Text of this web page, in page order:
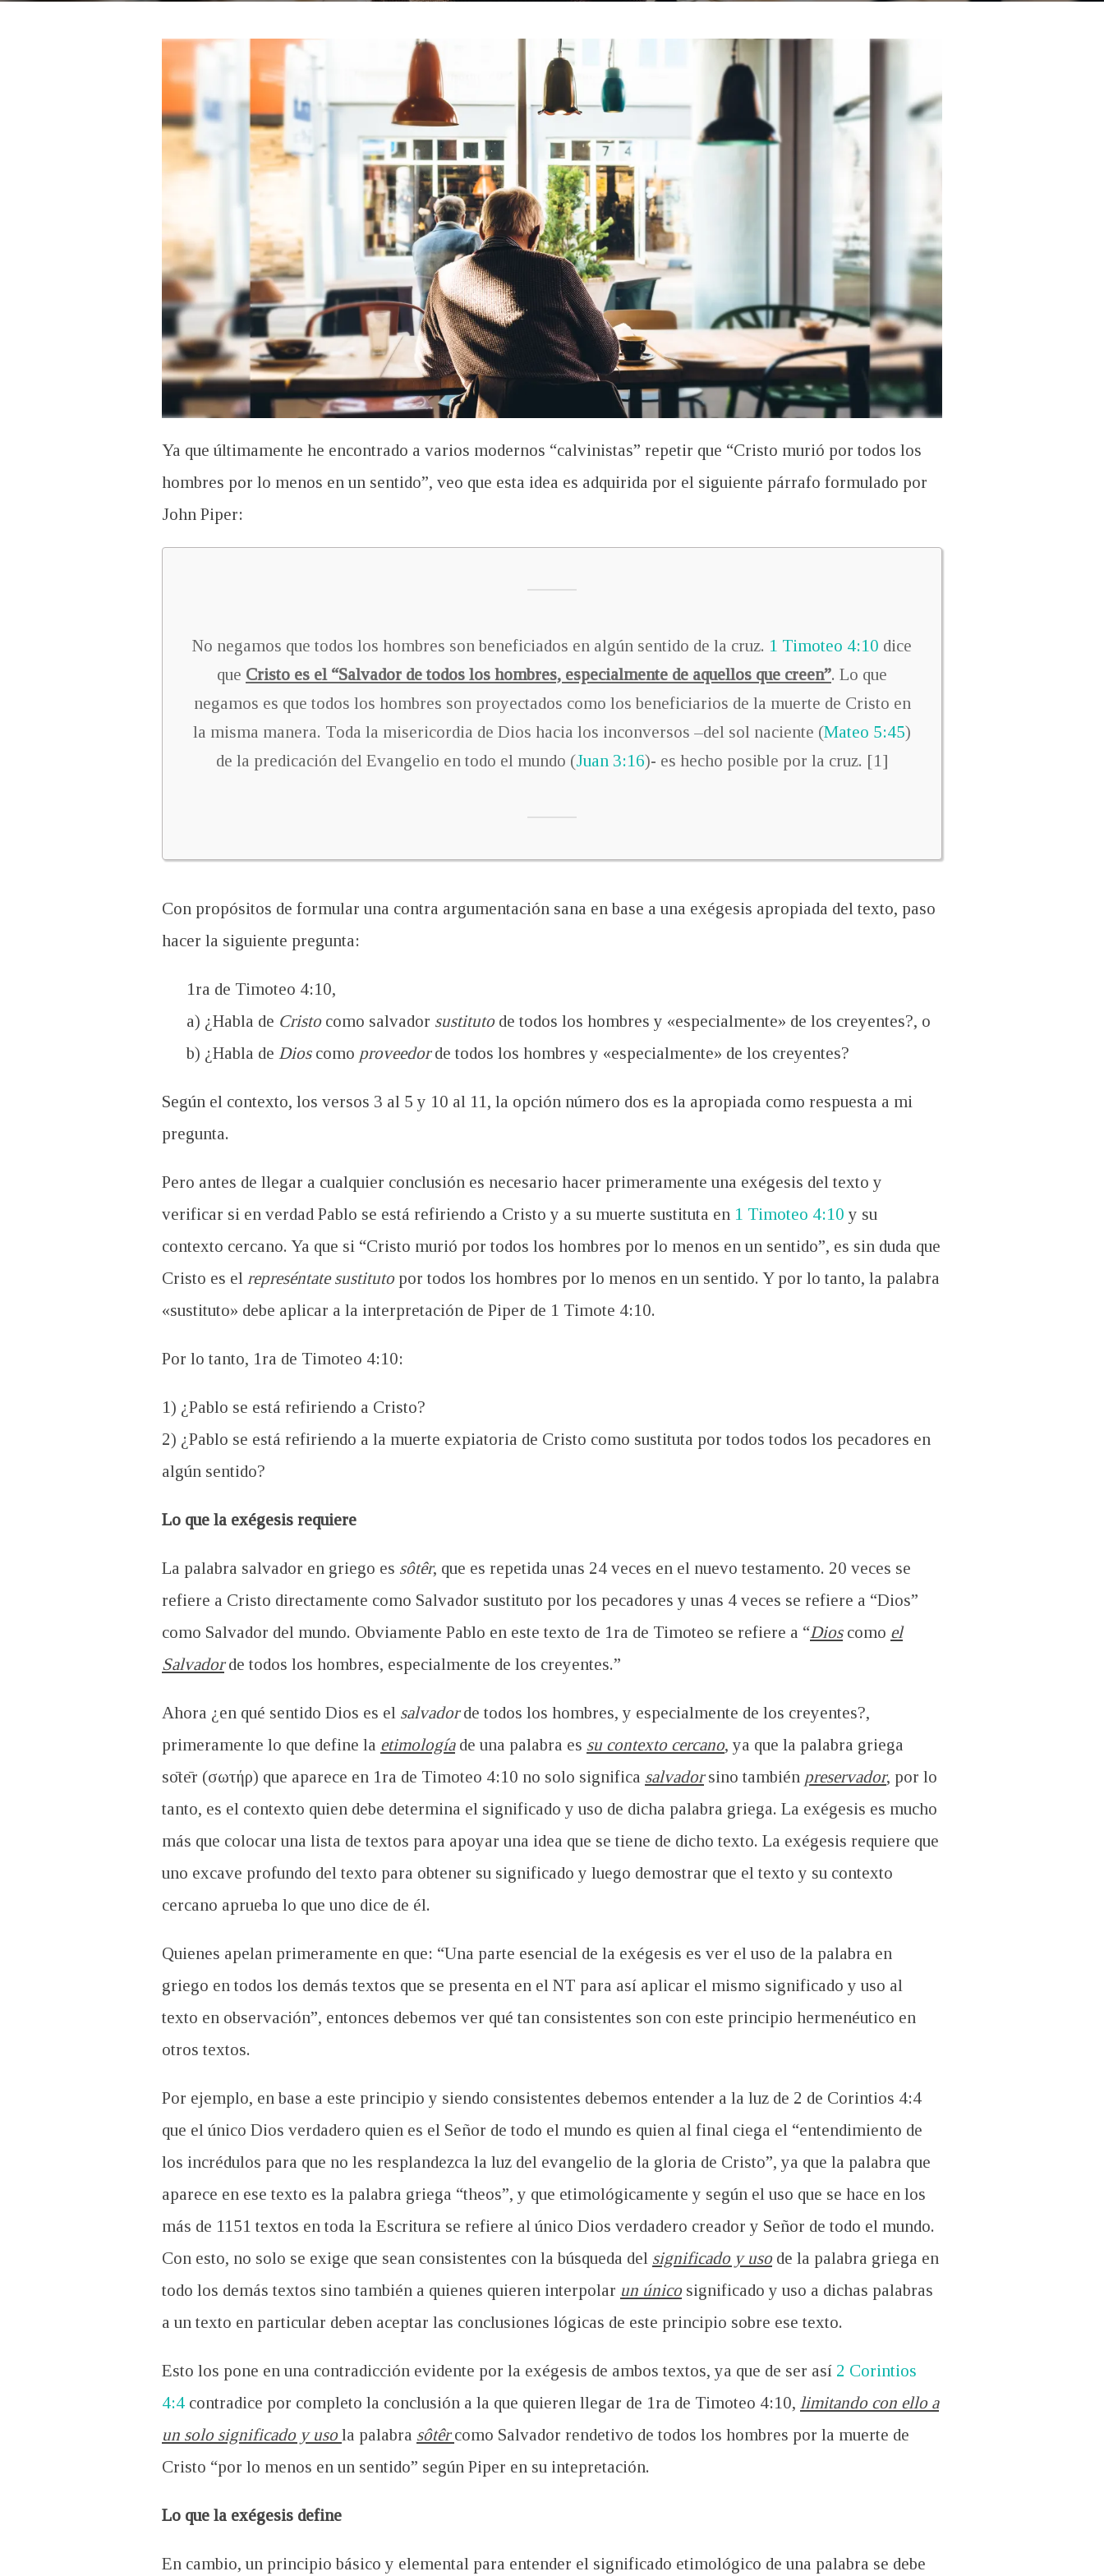
Ya que últimamente he encontrado a varios modernos “calvinistas” repetir que “Cristo murió por todos los
hombres por lo menos en un sentido”, veo que esta idea es adquirida por el siguiente párrafo formulado por
John Piper:
No negamos que todos los hombres son beneficiados en algún sentido de la cruz. 1 Timoteo 4:10 dice
que Cristo es el “Salvador de todos los hombres, especialmente de aquellos que creen”. Lo que
negamos es que todos los hombres son proyectados como los beneficiarios de la muerte de Cristo en
la misma manera. Toda la misericordia de Dios hacia los inconversos –del sol naciente (Mateo 5:45)
de la predicación del Evangelio en todo el mundo (Juan 3:16)- es hecho posible por la cruz. [1]
Con propósitos de formular una contra argumentación sana en base a una exégesis apropiada del texto, paso
hacer la siguiente pregunta:
1ra de Timoteo 4:10,
a) ¿Habla de Cristocomo salvador sustitutode todos los hombres y «especialmente» de los creyentes?, o
b) ¿Habla de Dioscomo proveedorde todos los hombres y «especialmente» de los creyentes?
Según el contexto, los versos 3 al 5 y 10 al 11, la opción número dos es la apropiada como respuesta a mi
pregunta.
Pero antes de llegar a cualquier conclusión es necesario hacer primeramente una exégesis del texto y
verificar si en verdad Pablo se está refiriendo a Cristo y a su muerte sustituta en 1 Timoteo 4:10 y su
contexto cercano. Ya que si “Cristo murió por todos los hombres por lo menos en un sentido”, es sin duda que
Cristo es el represéntate sustitutopor todos los hombres por lo menos en un sentido. Y por lo tanto, la palabra
«sustituto» debe aplicar a la interpretación de Piper de 1 Timote 4:10.
Por lo tanto, 1ra de Timoteo 4:10:
1) ¿Pablo se está refiriendo a Cristo?
2) ¿Pablo se está refiriendo a la muerte expiatoria de Cristo como sustituta por todos todos los pecadores en
algún sentido?
Lo que la exégesis requiere
La palabra salvador en griego es sôtêr, que es repetida unas 24 veces en el nuevo testamento. 20 veces se
refiere a Cristo directamente como Salvador sustituto por los pecadores y unas 4 veces se refiere a “Dios”
como Salvador del mundo. Obviamente Pablo en este texto de 1ra de Timoteo se refiere a “Dioscomo el
Salvadorde todos los hombres, especialmente de los creyentes.”
Ahora ¿ en qué sentido Dios es el salvadorde todos los hombres, y especialmente de los creyentes?,
primeramente lo que define la etimologíade una palabra es su contexto cercano, ya que la palabra griega
sōtēr (σωτήρ) que aparece en 1ra de Timoteo 4:10 no solo significa salvadorsino también preservador, por lo
tanto, es el contexto quien debe determina el significado y uso de dicha palabra griega. La exégesis es mucho
más que colocar una lista de textos para apoyar una idea que se tiene de dicho texto. La exégesis requiere que
uno excave profundo del texto para obtener su significado y luego demostrar que el texto y su contexto
cercano aprueba lo que uno dice de él.
Quienes apelan primeramente en que: “Una parte esencial de la exégesis es ver el uso de la palabra en
griego en todos los demás textos que se presenta en el NT para así aplicar el mismo significado y uso al
texto en observación”, entonces debemos ver qué tan consistentes son con este principio hermenéutico en
otros textos.
Por ejemplo, en base a este principio y siendo consistentes debemos entender a la luz de 2 de Corintios 4:4
que el único Dios verdadero quien es el Señor de todo el mundo es quien al final ciega el “entendimiento de
los incrédulos para que no les resplandezca la luz del evangelio de la gloria de Cristo”, ya que la palabra que
aparece en ese texto es la palabra griega “theos”, y que etimológicamente y según el uso que se hace en los
más de 1151 textos en toda la Escritura se refiere al único Dios verdadero creador y Señor de todo el mundo.
Con esto, no solo se exige que sean consistentes con la búsqueda del significado y usode la palabra griega en
todo los demás textos sino también a quienes quieren interpolar un únicosignificado y uso a dichas palabras
a un texto en particular deben aceptar las conclusiones lógicas de este principio sobre ese texto.
Esto los pone en una contradicción evidente por la exégesis de ambos textos, ya que de ser así 2 Corintios
4:4 contradice por completo la conclusión a la que quieren llegar de 1ra de Timoteo 4:10, limitando con ello a
un solo significado y usola palabra sôtêrcomo Salvador rendetivo de todos los hombres por la muerte de
Cristo “por lo menos en un sentido” según Piper en su intepretación.
Lo que la exégesis define
En cambio, un principio básico y elemental para entender el significado etimológico de una palabra se debe